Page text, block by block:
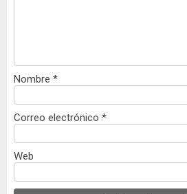
Nombre *
Correo electrónico *
Web